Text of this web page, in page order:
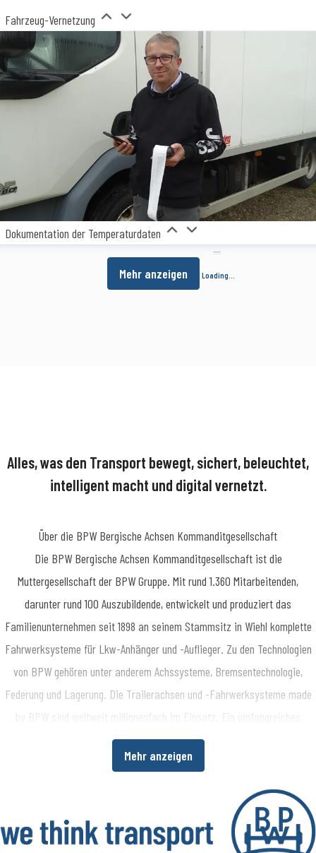
Fahrzeug-Vernetzung
Dokumentation der Temperaturdaten
Mehr anzeigen Loading...
Alles, was den Transport bewegt, sichert, beleuchtet,
intelligent macht und digital vernetzt.
Mehr anzeigen
Über die BPW Bergische Achsen Kommanditgesellschaft
​Die BPW Bergische Achsen Kommanditgesellschaft ist die
Muttergesellschaft der BPW Gruppe. Mit rund 1.360 Mitarbeitenden,
darunter rund 100 Auszubildende, entwickelt und produziert das
Familienunternehmen seit 1898 an seinem Stammsitz in Wiehl komplette
Fahrwerksysteme für Lkw-Anhänger und -Auflieger. Zu den Technologien
von BPW gehören unter anderem Achssysteme, Bremsentechnologie,
Federung und Lagerung. Die Trailerachsen und -Fahrwerksysteme made
by BPW sind weltweit millionenfach im Einsatz. Ein umfangreiches
Dienstleistungsspektrum bietet Fahrzeugherstellern und -betreibern
darüber hinaus die Möglichkeit, die Wirtschaftlichkeit in ihren
Über die BPW Gruppe